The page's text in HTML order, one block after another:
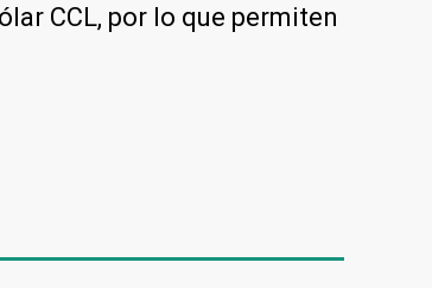
CCL, por lo que permiten